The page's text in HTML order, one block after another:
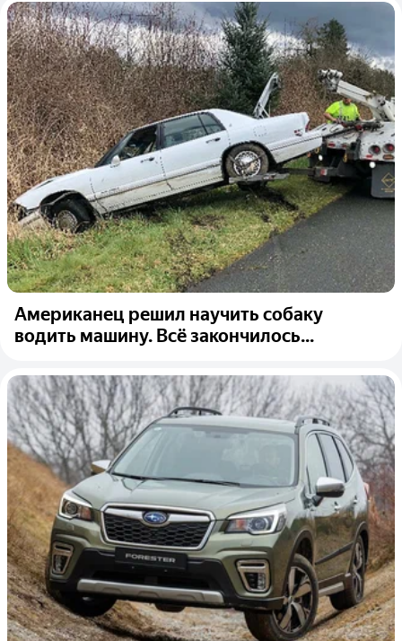
Американец решил научить собаку
водить машину. Всё закончилось...